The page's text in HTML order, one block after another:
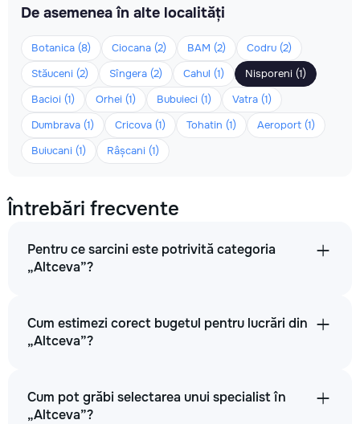
De asemenea în alte localități
Botanica (8) Ciocana (2) BAM (2)
Codru (2)
Stăuceni (2)
Sîngera (2) Cahul (1)
Nisporeni (1)
Bacioi (1)
Orhei (1) Bubuieci (1)
Vatra (1)
Dumbrava (1)
Cricova (1) Tohatin (1)
Aeroport (1)
Buiucani (1)
Râșcani (1)
Întrebări frecvente
Pentru ce sarcini este potrivită categoria
„Altceva”?
Cum estimezi corect bugetul pentru lucrări din
„Altceva”?
Cum pot grăbi selectarea unui specialist în
„Altceva”?